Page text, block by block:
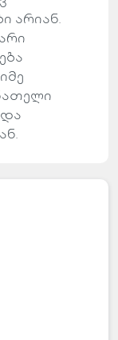
არიან.
და